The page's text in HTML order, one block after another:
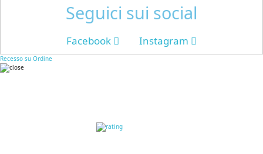
Seguici sui social
Facebook Instagram
Recesso su Ordine
RECENSIONI DEI